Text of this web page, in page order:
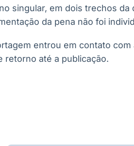
singular, em dois trechos
da pena não foi
entrou em contato
retorno até a publicação.